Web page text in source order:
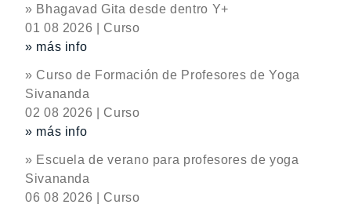
» Bhagavad Gita desde dentro Y+
01 08 2026 | Curso
» más info
» Curso de Formación de Profesores de Yoga
Sivananda
02 08 2026 | Curso
» más info
» Escuela de verano para profesores de yoga
Sivananda
06 08 2026 | Curso